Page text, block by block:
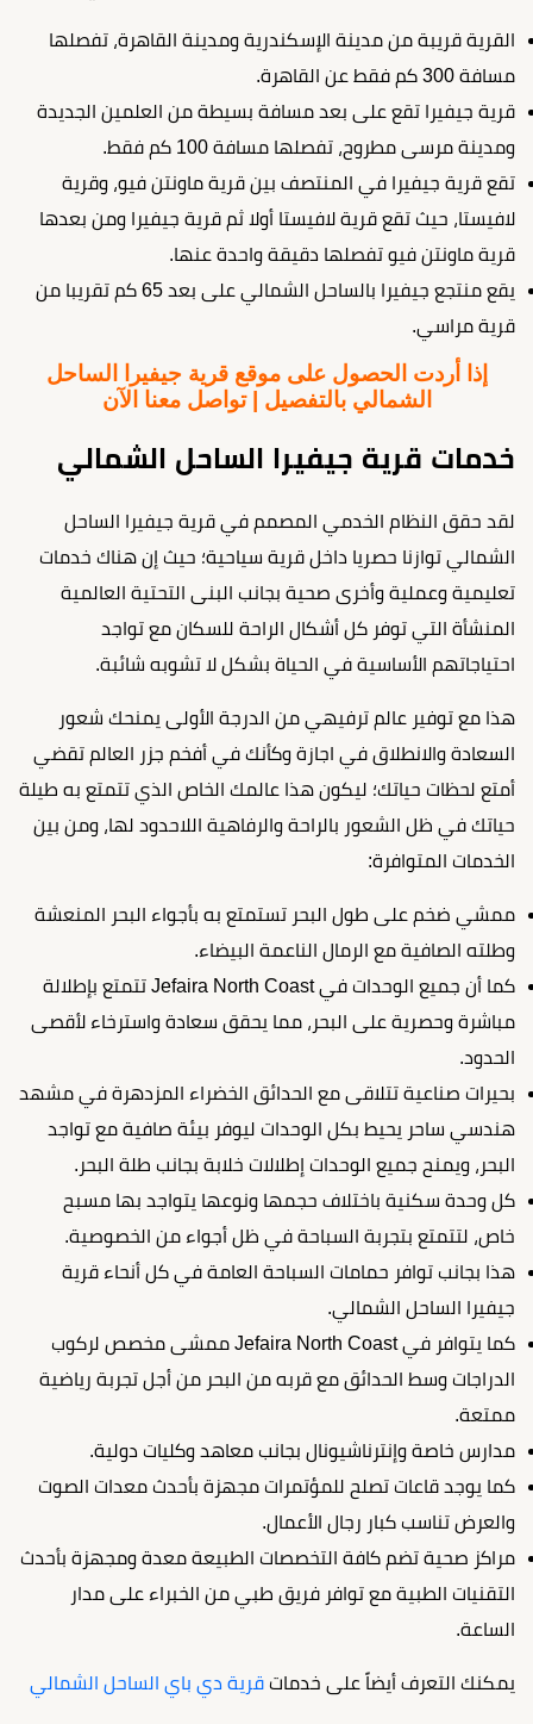
القرية قريبة من مدينة الإسكندرية ومدينة القاهرة، تفصلها
مسافة 300 كم فقط عن القاهرة.
قرية جيفيرا تقع على بعد مسافة بسيطة من العلمين الجديدة
ومدينة مرسى مطروح، تفصلها مسافة 100 كم فقط.
تقع قرية جيفيرا في المنتصف بين قرية ماونتن فيو، وقرية
لافيستا، حيث تقع قرية لافيستا أولا ثم قرية جيفيرا ومن بعدها
قرية ماونتن فيو تفصلها دقيقة واحدة عنها.
يقع منتجع جيفيرا بالساحل الشمالي على بعد 65 كم تقريبا من
قرية مراسي.
إذا أردت الحصول على موقع قرية جيفيرا الساحل
الشمالي بالتفصيل | تواصل معنا الآن
خدمات قرية جيفيرا الساحل الشمالي
لقد حقق النظام الخدمي المصمم في قرية جيفيرا الساحل
الشمالي توازنا حصريا داخل قرية سياحية؛ حيث إن هناك خدمات
تعليمية وعملية وأخرى صحية بجانب البنى التحتية العالمية
المنشأة التي توفر كل أشكال الراحة للسكان مع تواجد
احتياجاتهم الأساسية في الحياة بشكل لا تشوبه شائبة.
هذا مع توفير عالم ترفيهي من الدرجة الأولى يمنحك شعور
السعادة والانطلاق في اجازة وكأنك في أفخم جزر العالم تقضي
أمتع لحظات حياتك؛ ليكون هذا عالمك الخاص الذي تتمتع به طيلة
حياتك في ظل الشعور بالراحة والرفاهية اللاحدود لها، ومن بين
الخدمات المتوافرة:
ممشي ضخم على طول البحر تستمتع به بأجواء البحر المنعشة
وطلته الصافية مع الرمال الناعمة البيضاء.
كما أن جميع الوحدات في Jefaira North Coast تتمتع بإطلالة
مباشرة وحصرية على البحر، مما يحقق سعادة واسترخاء لأقصى
الحدود.
بحيرات صناعية تتلاقى مع الحدائق الخضراء المزدهرة في مشهد
هندسي ساحر يحيط بكل الوحدات ليوفر بيئة صافية مع تواجد
البحر، ويمنح جميع الوحدات إطلالات خلابة بجانب طلة البحر.
كل وحدة سكنية باختلاف حجمها ونوعها يتواجد بها مسبح
خاص، لتتمتع بتجربة السباحة في ظل أجواء من الخصوصية.
هذا بجانب توافر حمامات السباحة العامة في كل أنحاء قرية
جيفيرا الساحل الشمالي.
كما يتوافر في Jefaira North Coast ممشى مخصص لركوب
الدراجات وسط الحدائق مع قربه من البحر من أجل تجربة رياضية
ممتعة.
مدارس خاصة وإنترناشيونال بجانب معاهد وكليات دولية.
كما يوجد قاعات تصلح للمؤتمرات مجهزة بأحدث معدات الصوت
والعرض تناسب كبار رجال الأعمال.
مراكز صحية تضم كافة التخصصات الطبيعة معدة ومجهزة بأحدث
التقنيات الطبية مع توافر فريق طبي من الخبراء على مدار
الساعة.
يمكنك التعرف أيضاً على خدمات قرية دي باي الساحل الشمالي